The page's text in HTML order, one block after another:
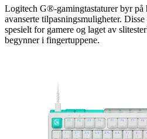
Logitech G®-gamingtastaturer byr på
avanserte tilpasningsmuligheter.
spesielt for gamere og laget av
begynner i fingertuppene.